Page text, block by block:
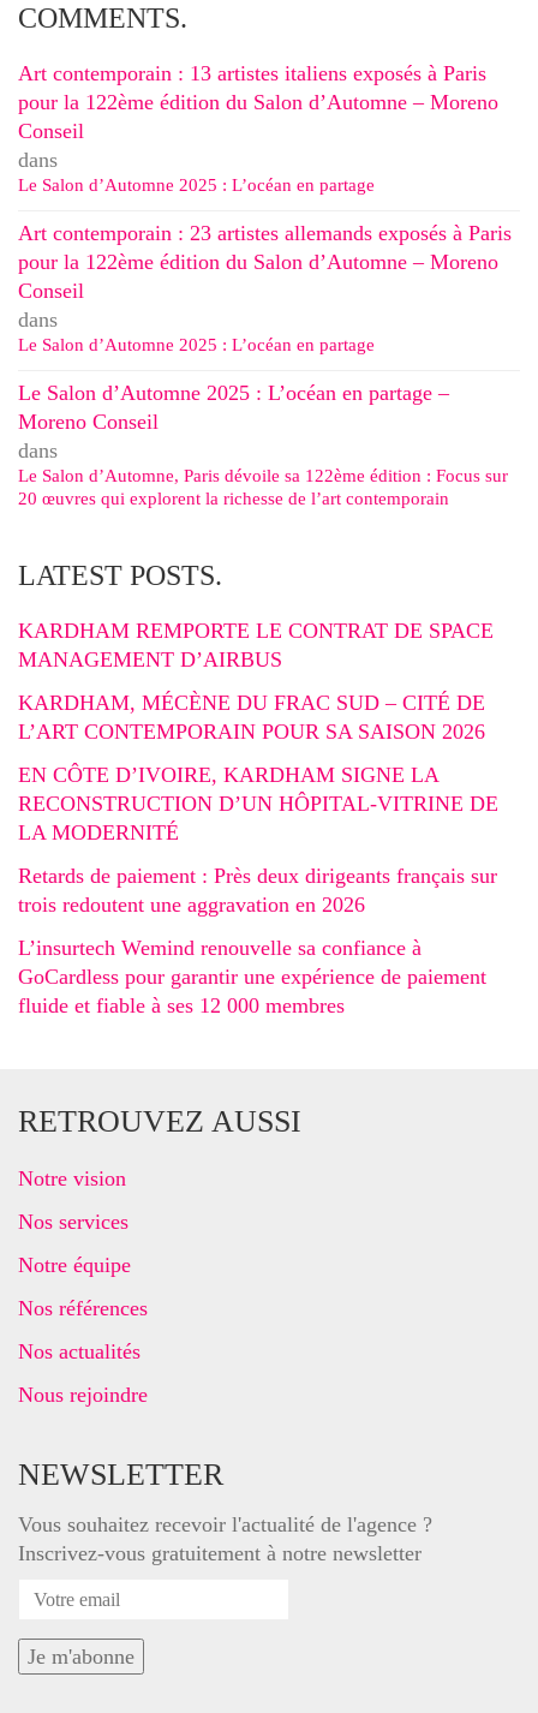
COMMENTS.
Art contemporain : 13 artistes italiens exposés à Paris
pour la 122ème édition du Salon d’Automne – Moreno
Conseil
dans
Le Salon d’Automne 2025 : L’océan en partage
Art contemporain : 23 artistes allemands exposés à Paris
pour la 122ème édition du Salon d’Automne – Moreno
Conseil
dans
Le Salon d’Automne 2025 : L’océan en partage
Le Salon d’Automne 2025 : L’océan en partage –
Moreno Conseil
dans
Le Salon d’Automne, Paris dévoile sa 122ème édition : Focus sur
20 œuvres qui explorent la richesse de l’art contemporain
LATEST POSTS.
KARDHAM REMPORTE LE CONTRAT DE SPACE
MANAGEMENT D’AIRBUS
KARDHAM, MÉCÈNE DU FRAC SUD – CITÉ DE
L’ART CONTEMPORAIN POUR SA SAISON 2026
EN CÔTE D’IVOIRE, KARDHAM SIGNE LA
RECONSTRUCTION D’UN HÔPITAL-VITRINE DE
LA MODERNITÉ
Retards de paiement : Près deux dirigeants français sur
trois redoutent une aggravation en 2026
L’insurtech Wemind renouvelle sa confiance à
GoCardless pour garantir une expérience de paiement
fluide et fiable à ses 12 000 membres
RETROUVEZ AUSSI
Notre vision
Nos services
Notre équipe
Nos références
Nos actualités
Nous rejoindre
NEWSLETTER
Vous souhaitez recevoir l'actualité de l'agence ?
Inscrivez-vous gratuitement à notre newsletter